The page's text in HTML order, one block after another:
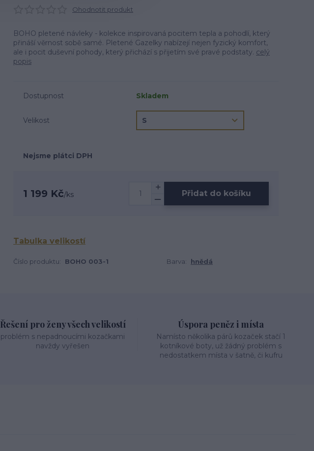
Ohodnotit produkt
BOHO pletené návleky - kolekce inspirovaná pocitem tepla a pohodlí, který
přináší věrnost sobě samé. Pletené Gazelky nabízejí nejen fyzický komfort,
ale i pocit duševní pohody, který přichází s přijetím své pravé podstaty. celý
popis
Dostupnost Skladem
Velikost
Nejsme plátci DPH
1 199 Kč/ks Přidat do košíku
Tabulka velikostí
Číslo produktu: BOHO 003-1 Barva: hnědá
Řešení pro ženy všech velikostí
problém s nepadnoucími kozačkami
navždy vyřešen
Úspora peněz i místa
Namísto několika párů kozaček stačí 1
kotníkové boty, už žádný problém s
nedostatkem místa v šatně, či kufru